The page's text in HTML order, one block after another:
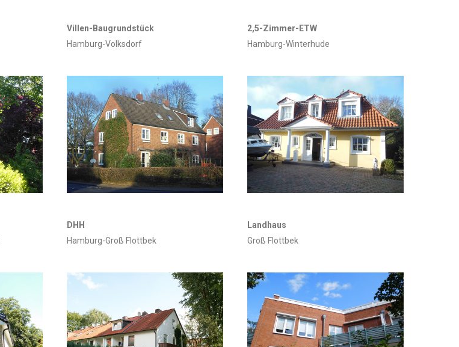
Villen-Baugrundstück
Hamburg-Volksdorf
2,5-Zimmer-ETW
Hamburg-Winterhude
DHH
Hamburg-Groß Flottbek
Landhaus
Groß Flottbek